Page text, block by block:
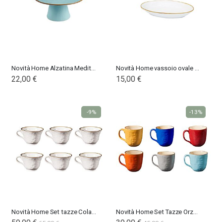
Novità Home Alzatina Mediterraneo
22,00 €
Novità Home vassoio ovale piccolo Mediterraneo Bianco
15,00 €
Novità Home Set tazze Colazione Mediterraneo bianco
-9%
Novità Home Set Tazze Orzo Mediterraneo
-13%